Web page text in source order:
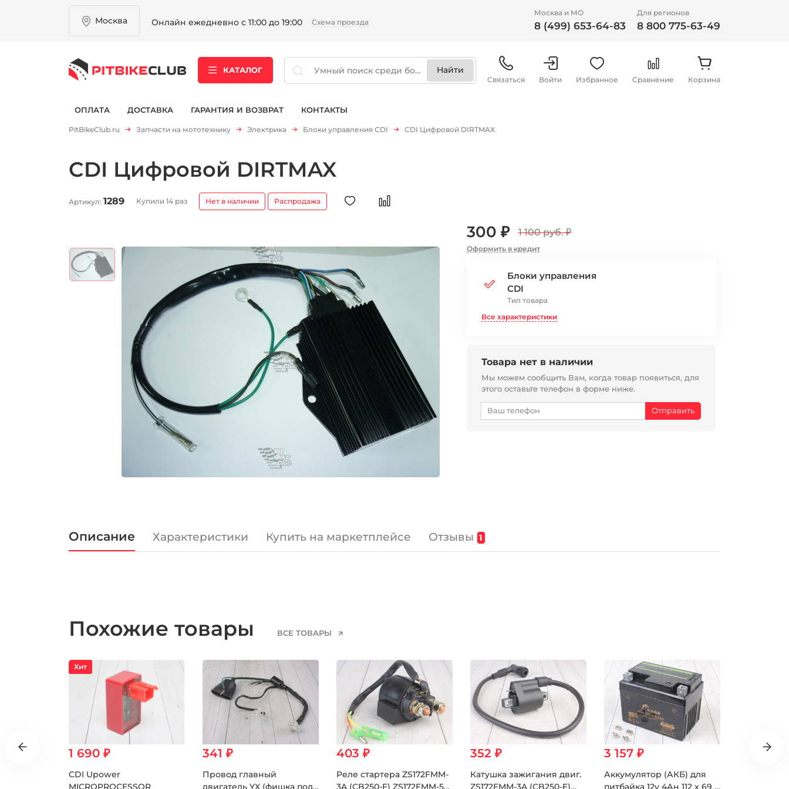
Москва Онлайн ежедневно с 11:00 до 19:00 Схема проезда
Москва и МО
8 (499) 653-64-83
Для регионов
8 800 775-63-49
КАТАЛОГ
Связаться Войти Избранное Сравнение Корзина
ОПЛАТА ДОСТАВКА ГАРАНТИЯ И ВОЗВРАТ КОНТАКТЫ
PitBikeClub.ru Запчасти на мототехнику Электрика Блоки управления CDI CDI Цифровой DIRTMAX
CDI Цифровой DIRTMAX
Артикул: 1289 Купили 14 раз Нет в наличии Распродажа
300 ₽ 1 100 руб.₽
Оформить в кредит
Блоки управления
CDI
Тип товара
Все характеристики
Товара нет в наличии
Мы можем сообщить Вам, когда товар появиться, для
этого оставьте телефон в форме ниже.
Описание Характеристики Купить на маркетплейсе Отзывы 1
Похожие товары ВСЕ ТОВАРЫ
Хит
1 690 ₽
CDI Upower
MICROPROCESSOR
341 ₽
Провод главный
двигатель YX (фишка под
403 ₽
Реле стартера ZS172FMM-
3A (CB250-F) ZS172FMM-5
352 ₽
Катушка зажигания двиг.
ZS172FMM-3A (CB250-F)
3 157 ₽
Аккумулятор (АКБ) для
питбайка 12v 4Ан 112 x 69 x
328 ₽